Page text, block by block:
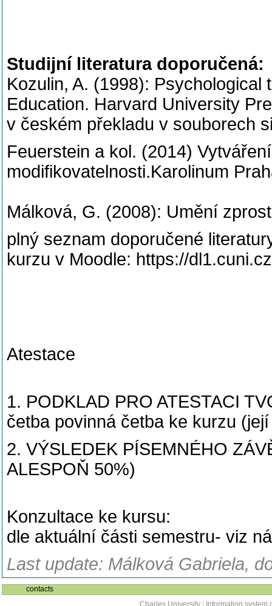
Studijní literatura doporučená:
Kozulin, A. (1998): Psychological
Education. Harvard University
v českém překladu v souborech
Feuerstein a kol. (2014)
modifikovatelnosti.Karolinum
Málková, G. (2008): Umění
plný seznam doporučené
kurzu v Moodle: https://
Atestace
1. PODKLAD PRO ATESTACI
četba povinná četba ke kurzu
2. VÝSLEDEK PÍSEMNÉHO
ALESPOŇ 50%)
Konzultace ke kursu:
dle aktuální části semestru- viz
Last update: Málková Gabriela,
contacts
Charles University
Information